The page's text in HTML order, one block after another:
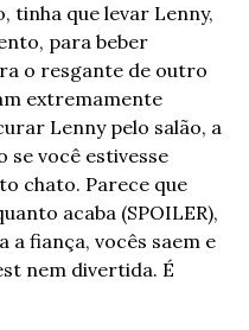
tinha que levar Lenny,
para beber
o resgante de outro
extremamente
Lenny pelo salão, a
se você estivesse
chato. Parece que
acaba (SPOILER),
a fiança, vocês saem e
nem divertida. É